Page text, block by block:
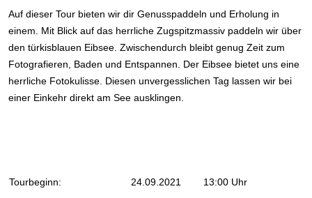
Auf dieser Tour bieten wir dir Genusspaddeln und Erholung in
einem. Mit Blick auf das herrliche Zugspitzmassiv paddeln wir über
den türkisblauen Eibsee. Zwischendurch bleibt genug Zeit zum
Fotografieren, Baden und Entspannen. Der Eibsee bietet uns eine
herrliche Fotokulisse. Diesen unvergesslichen Tag lassen wir bei
einer Einkehr direkt am See ausklingen.
Tourbeginn: 24 .09.2021 13:00 Uhr